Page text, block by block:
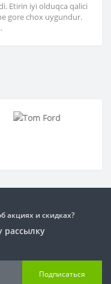
Etirin iyi olduqca qalici
gore chox uygundur.
акциях и скидках?
рассылку
Подписаться